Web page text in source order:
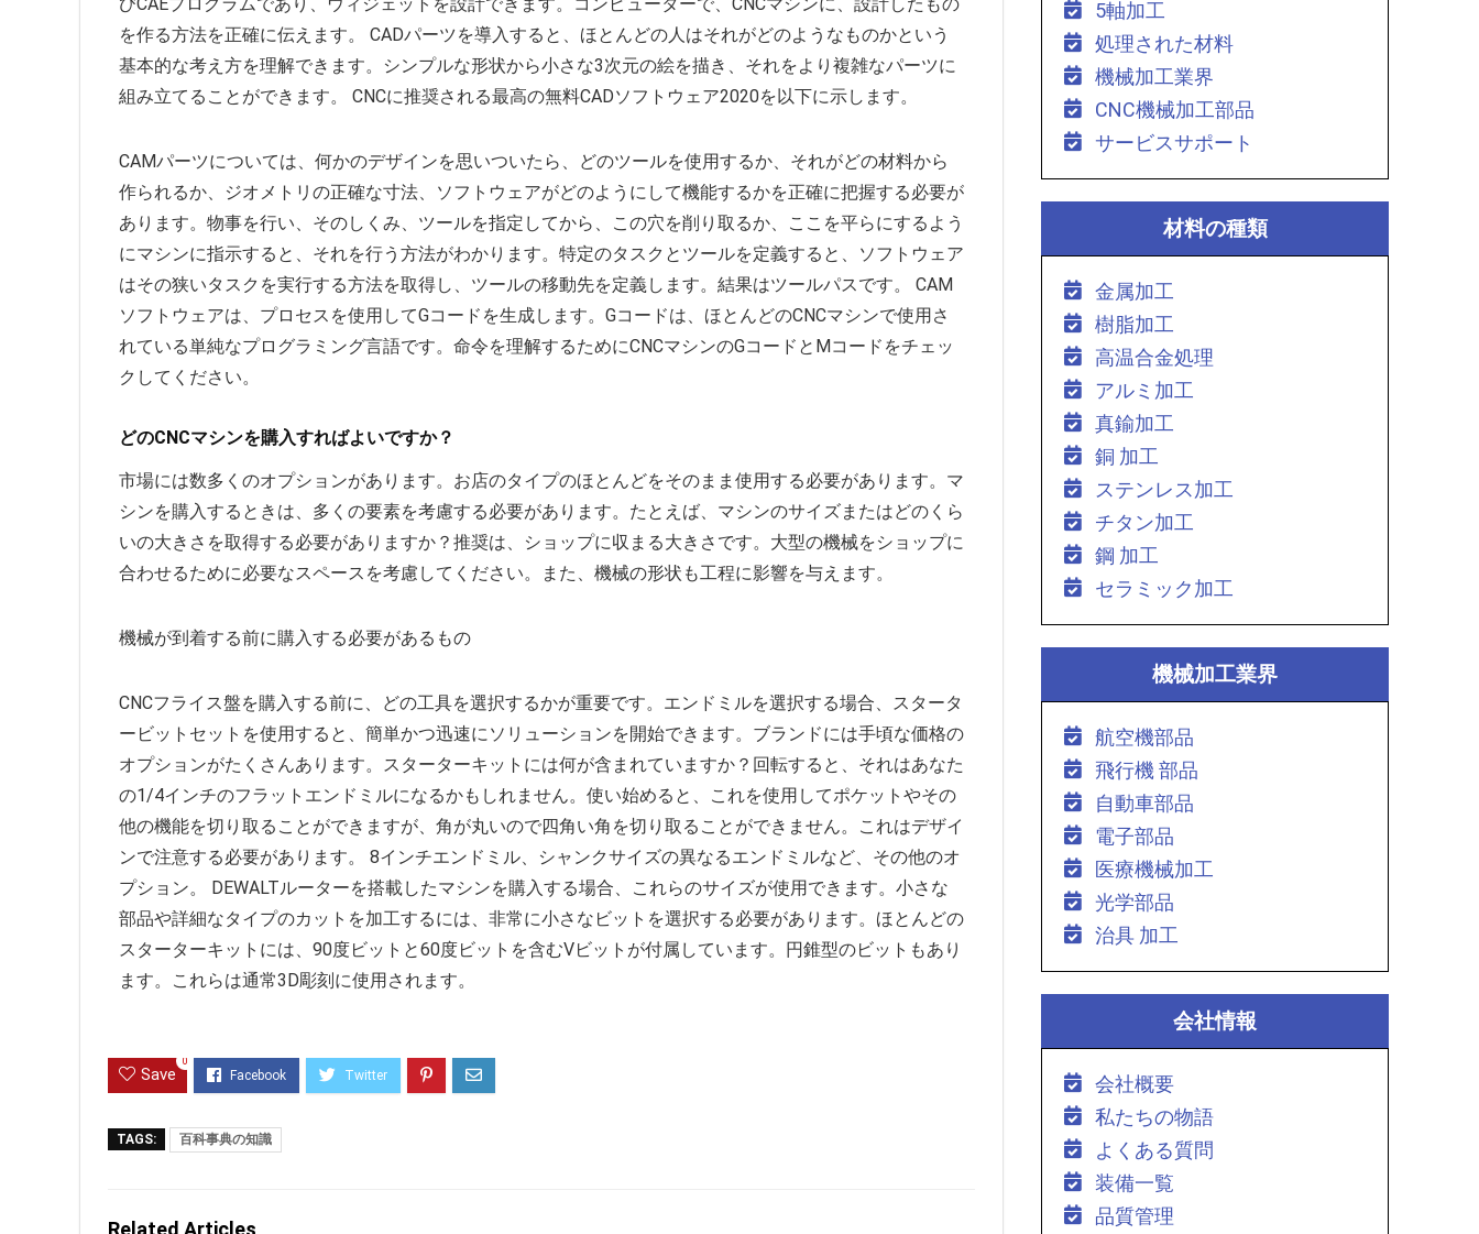
を作る方法を正確に伝えます。 CADパーツを導入すると、ほとんどの人はそれがどのようなものかという
基本的な考え方を理解できます。シンプルな形状から小さな3次元の絵を描き、それをより複雑なパーツに
組み立てることができます。 CNCに推奨される最高の無料CADソフトウェア2020を以下に示します。
CAMパーツについては、何かのデザインを思いついたら、どのツールを使用するか、それがどの材料から
作られるか、ジオメトリの正確な寸法、ソフトウェアがどのようにして機能するかを正確に把握する必要が
あります。物事を行い、そのしくみ、ツールを指定してから、この穴を削り取るか、ここを平らにするよう
にマシンに指示すると、それを行う方法がわかります。特定のタスクとツールを定義すると、ソフトウェア
はその狭いタスクを実行する方法を取得し、ツールの移動先を定義します。結果はツールパスです。 CAM
ソフトウェアは、プロセスを使用してGコードを生成します。Gコードは、ほとんどのCNCマシンで使用さ
れている単純なプログラミング言語です。命令を理解するためにCNCマシンのGコードとMコードをチェッ
クしてください。
どのCNCマシンを購入すればよいですか？
市場には数多くのオプションがあります。お店のタイプのほとんどをそのまま使用する必要があります。マ
シンを購入するときは、多くの要素を考慮する必要があります。たとえば、マシンのサイズまたはどのくら
いの大きさを取得する必要がありますか？推奨は、ショップに収まる大きさです。大型の機械をショップに
合わせるために必要なスペースを考慮してください。また、機械の形状も工程に影響を与えます。
機械が到着する前に購入する必要があるもの
CNCフライス盤を購入する前に、どの工具を選択するかが重要です。エンドミルを選択する場合、スタータ
ービットセットを使用すると、簡単かつ迅速にソリューションを開始できます。ブランドには手頃な価格の
オプションがたくさんあります。スターターキットには何が含まれていますか？回転すると、それはあなた
の1/4インチのフラットエンドミルになるかもしれません。使い始めると、これを使用してポケットやその
他の機能を切り取ることができますが、角が丸いので四角い角を切り取ることができません。これはデザイ
ンで注意する必要があります。 8インチエンドミル、シャンクサイズの異なるエンドミルなど、その他のオ
プション。 DEWALTルーターを搭載したマシンを購入する場合、これらのサイズが使用できます。小さな
部品や詳細なタイプのカットを加工するには、非常に小さなビットを選択する必要があります。ほとんどの
スターターキットには、90度ビットと60度ビットを含むVビットが付属しています。円錐型のビットもあり
ます。これらは通常3D彫刻に使用されます。
Save
0
TAGS: 百科事典の知識
5軸加工
処理された材料
機械加工業界
CNC機械加工部品
サービスサポート
材料の種類
金属加工
樹脂加工
高温合金処理
アルミ加工
真鍮加工
銅 加工
ステンレス加工
チタン加工
鋼 加工
セラミック加工
機械加工業界
航空機部品
飛行機 部品
自動車部品
電子部品
医療機械加工
光学部品
治具 加工
会社情報
会社概要
私たちの物語
よくある質問
装備一覧
品質管理